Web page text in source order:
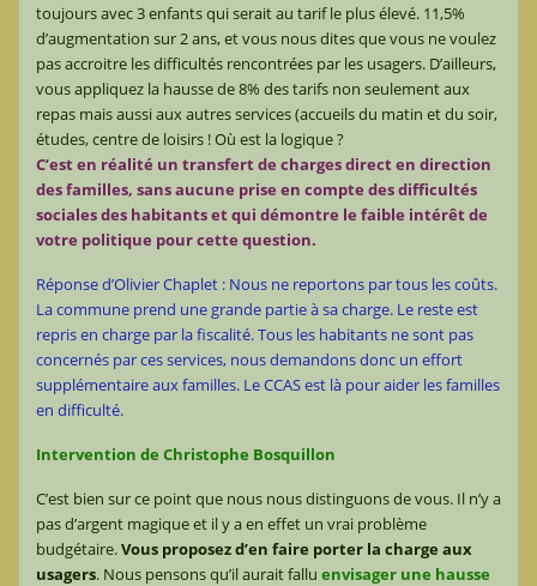
toujours avec 3 enfants qui serait au tarif le plus élevé. 11,5%
d’augmentation sur 2 ans, et vous nous dites que vous ne voulez
pas accroitre les difficultés rencontrées par les usagers. D’ailleurs,
vous appliquez la hausse de 8% des tarifs non seulement aux
repas mais aussi aux autres services (accueils du matin et du soir,
études, centre de loisirs ! Où est la logique ?
C’est en réalité un transfert de charges direct en direction
des familles, sans aucune prise en compte des difficultés
sociales des habitants et qui démontre le faible intérêt de
votre politique pour cette question.
Réponse d’Olivier Chaplet : Nous ne reportons par tous les coûts.
La commune prend une grande partie à sa charge. Le reste est
repris en charge par la fiscalité. Tous les habitants ne sont pas
concernés par ces services, nous demandons donc un effort
supplémentaire aux familles. Le CCAS est là pour aider les familles
en difficulté.
Intervention de Christophe Bosquillon
C’est bien sur ce point que nous nous distinguons de vous. Il n’y a
pas d’argent magique et il y a en effet un vrai problème
budgétaire.Vous proposez d’en faire porter la charge aux
usagers. Nous pensons qu’il aurait fallu envisager une hausse